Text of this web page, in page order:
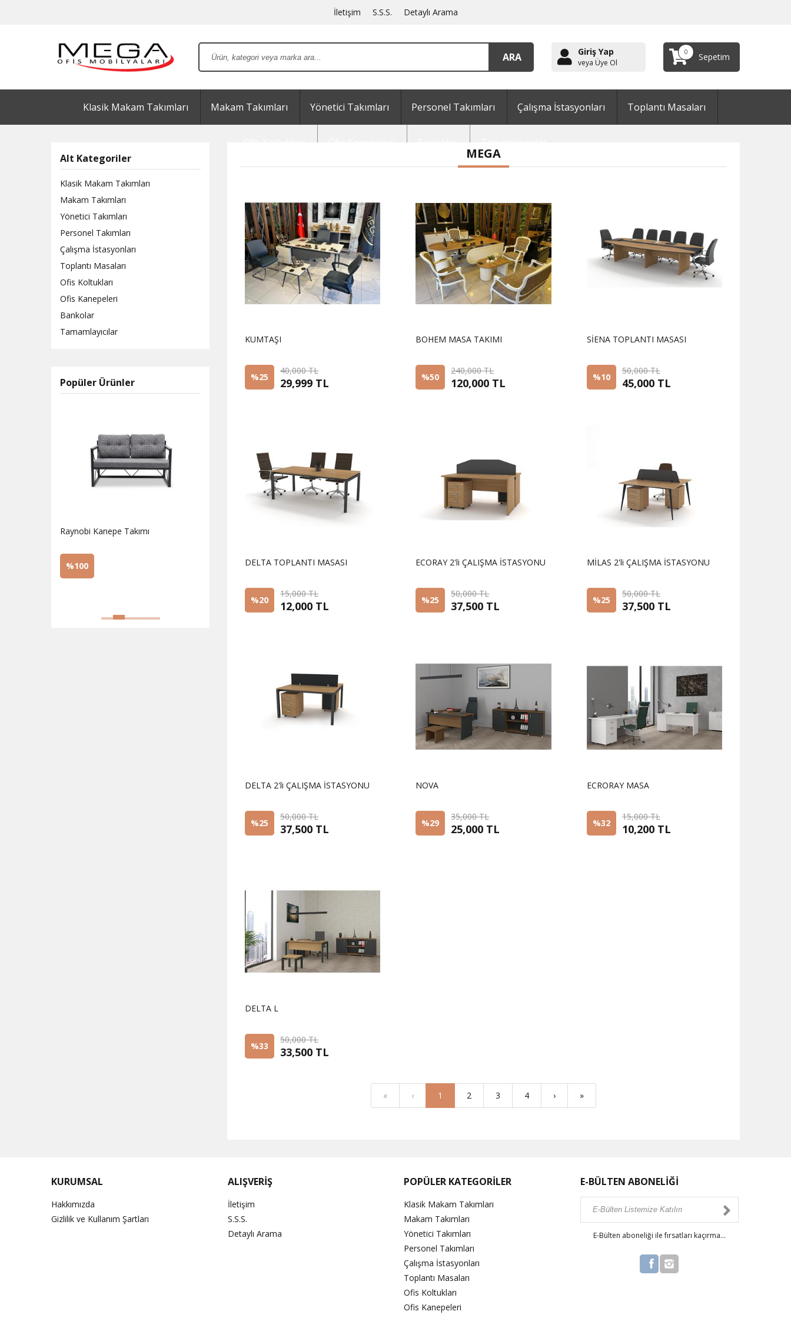
İletişim S.S.S. Detaylı Arama
Giriş Yap
veya Üye Ol
0 Sepetim
Klasik Makam Takımları Makam Takımları Yönetici Takımları Personel Takımları Çalışma İstasyonları Toplantı Masaları
Alt Kategoriler
Klasik Makam Takımları
Makam Takımları
Yönetici Takımları
Personel Takımları
Çalışma İstasyonları
Toplantı Masaları
Ofis Koltukları
Ofis Kanepeleri
Bankolar
Tamamlayıcılar
Popüler Ürünler
Raynobi Kanepe Takımı
%100 %100
Sorunuz Sorunuz
%100
MEGA
KUMTAŞI
%25
40,000 TL
29,999 TL
BOHEM MASA TAKIMI
%50
240,000 TL
120,000 TL
SİENA TOPLANTI MASASI
%10
50,000 TL
45,000 TL
DELTA TOPLANTI MASASI
%20
15,000 TL
12,000 TL
ECORAY 2'li ÇALIŞMA İSTASYONU
%25
50,000 TL
37,500 TL
MİLAS 2'li ÇALIŞMA İSTASYONU
%25
50,000 TL
37,500 TL
DELTA 2'li ÇALIŞMA İSTASYONU
%25
50,000 TL
37,500 TL
NOVA
%29
35,000 TL
25,000 TL
ECRORAY MASA
%32
15,000 TL
10,200 TL
DELTA L
%33
50,000 TL
33,500 TL
« ‹ 1 2 3 4 › »
KURUMSAL
Hakkımızda
Gizlilik ve Kullanım Şartları
ALIŞVERİŞ
İletişim
S.S.S.
Detaylı Arama
POPÜLER KATEGORİLER
Klasik Makam Takımları
Makam Takımları
Yönetici Takımları
Personel Takımları
Çalışma İstasyonları
Toplantı Masaları
Ofis Koltukları
Ofis Kanepeleri
E-BÜLTEN ABONELİĞİ
E-Bülten aboneliği ile fırsatları kaçırma...